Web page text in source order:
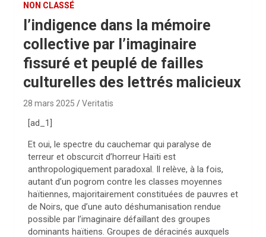
NON CLASSÉ
l’indigence dans la mémoire
collective par l’imaginaire
fissuré et peuplé de failles
culturelles des lettrés malicieux
28 mars 2025 Veritatis
[ad_1]
Et oui, le spectre du cauchemar qui paralyse de
terreur et obscurcit d’horreur Haïti est
anthropologiquement paradoxal. Il relève, à la fois,
autant d’un pogrom contre les classes moyennes
haïtiennes, majoritairement constituées de pauvres et
de Noirs, que d’une auto déshumanisation rendue
possible par l’imaginaire défaillant des groupes
dominants haïtiens. Groupes de déracinés auxquels